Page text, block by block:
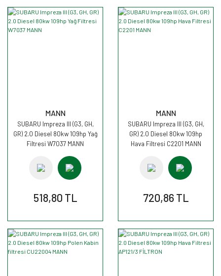
MANN
SUBARU Impreza III (G3, GH,
GR) 2.0 Diesel 80kw 109hp Yağ
Filtresi W7037 MANN
518,80 TL
MANN
SUBARU Impreza III (G3, GH,
GR) 2.0 Diesel 80kw 109hp
Hava Filtresi C2201 MANN
720,86 TL